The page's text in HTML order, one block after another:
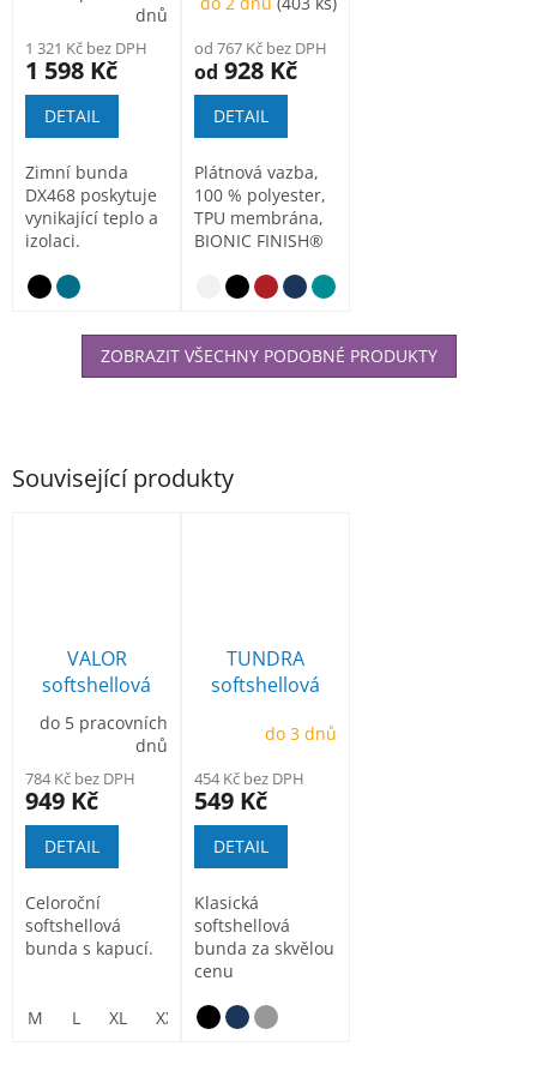
Související produkty
VALOR
softshellová
bunda s kapucí
do 5 pracovních
dnů
784 Kč bez DPH
949 Kč
DETAIL
Celoroční
softshellová
bunda s kapucí.
M L XL XXL
TUNDRA
softshellová
do 3 dnů
454 Kč bez DPH
549 Kč
DETAIL
Klasická
softshellová
bunda za skvělou
cenu
dnů
1 321 Kč bez DPH
1 598 Kč
DETAIL
Zimní bunda
DX468 poskytuje
vynikající teplo a
izolaci.
strečová
od 767 Kč bez DPH
od 928 Kč
DETAIL
Plátnová vazba,
100 % polyester,
TPU membrána,
BIONIC FINISH®
úprava...
ZOBRAZIT VŠECHNY PODOBNÉ PRODUKTY